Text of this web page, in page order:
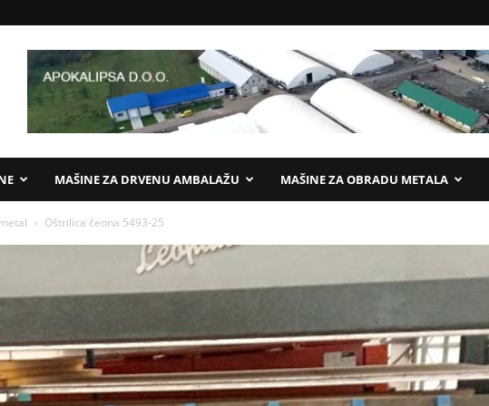
MAŠINE ZA DRVENU AMBALAŽU MAŠINE ZA OBRADU METALA
Oštrilica čeona 5493-25